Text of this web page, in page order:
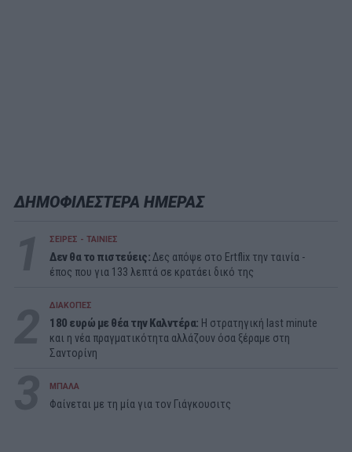
ΔΗΜΟΦΙΛΕΣΤΕΡΑ ΗΜΕΡΑΣ
ΣΕΙΡΕΣ - ΤΑΙΝΙΕΣ
Δεν θα το πιστεύεις:Δες απόψε στο Ertflix την ταινία -
έπος που για 133 λεπτά σε κρατάει δικό της
ΔΙΑΚΟΠΕΣ
180 ευρώ με θέα την Καλντέρα: Η στρατηγική last minute
και η νέα πραγματικότητα αλλάζουν όσα ξέραμε στη
Σαντορίνη
ΜΠΑΛΑ
Φαίνεται με τη μία για τον Γιάγκουσιτς